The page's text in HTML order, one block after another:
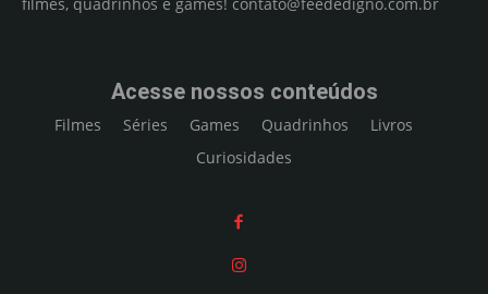
Acesse nossos conteúdos
Filmes Séries Games Quadrinhos
Livros
Curiosidades